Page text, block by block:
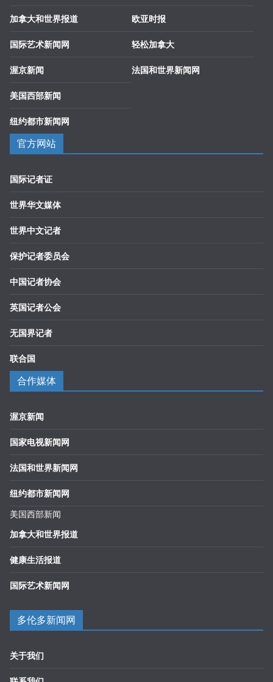
加拿大和世界报道
国际艺术新闻网
渥京新闻
美国西部新闻
纽约都市新闻网
欧亚时报
轻松加拿大
法国和世界新闻网
官方网站
国际记者证
世界华文媒体
世界中文记者
保护记者委员会
中国记者协会
英国记者公会
无国界记者
联合国
合作媒体
渥京新闻
国家电视新闻网
法国和世界新闻网
纽约都市新闻网
美国西部新闻
加拿大和世界报道
健康生活报道
国际艺术新闻网
多伦多新闻网
关于我们